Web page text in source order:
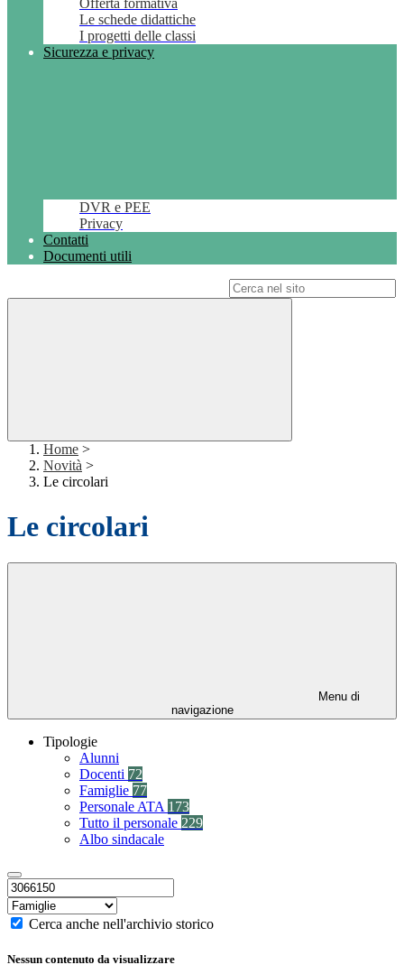
Offerta formativa
Le schede didattiche
I progetti delle classi
Sicurezza e privacy
DVR e PEE
Privacy
Contatti
Documenti utili
Home >
Novità >
Le circolari
Le circolari
Menu di
navigazione
Tipologie
Alunni
Docenti 72
Famiglie 77
Personale ATA 173
Tutto il personale 229
Albo sindacale
Cerca anche nell'archivio storico
Nessun contenuto da visualizzare